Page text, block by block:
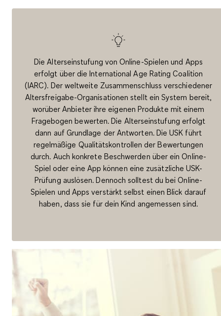
Die Alterseinstufung von Online-Spielen und Apps
erfolgt über die International Age Rating Coalition
(IARC). Der weltweite Zusammenschluss verschiedener
Altersfreigabe-Organisationen stellt ein System bereit,
worüber Anbieter ihre eigenen Produkte mit einem
Fragebogen bewerten. Die Alterseinstufung erfolgt
dann auf Grundlage der Antworten. Die USK führt
regelmäßige Qualitätskontrollen der Bewertungen
durch. Auch konkrete Beschwerden über ein Online-
Spiel oder eine App können eine zusätzliche USK-
Prüfung auslösen. Dennoch solltest du bei Online-
Spielen und Apps verstärkt selbst einen Blick darauf
haben, dass sie für dein Kind angemessen sind.